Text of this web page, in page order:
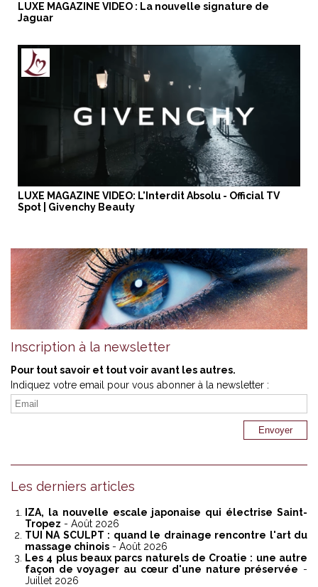
LUXE MAGAZINE VIDEO : La nouvelle signature de
Jaguar
LUXE MAGAZINE VIDEO: L'Interdit Absolu - Official TV
Spot | Givenchy Beauty
Inscription à la newsletter
Pour tout savoir et tout voir avant les autres.
Indiquez votre email pour vous abonner à la newsletter :
Les derniers articles
IZA, la nouvelle escale japonaise qui électrise Saint-
Tropez - Août 2026
TUI NA SCULPT : quand le drainage rencontre l'art du
massage chinois - Août 2026
Les 4 plus beaux parcs naturels de Croatie : une autre
façon de voyager au cœur d'une nature préservée -
Juillet 2026